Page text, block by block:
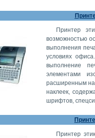
Принтер
возможностью
выполнения
условиях
выполнение
элементами
расширенным
наклеек,
шрифтов,
Принтер